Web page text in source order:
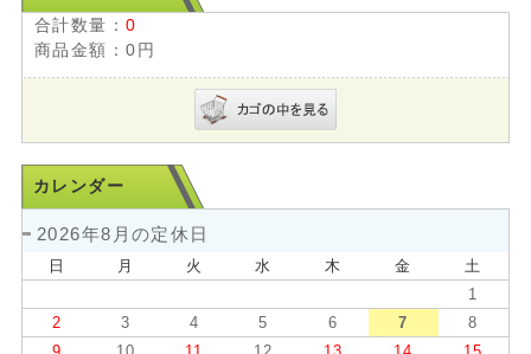
合計数量：0
商品金額：0円
カレンダー
2026年8月の定休日
日 月 火 水 木 金
土
1
2
3 4 5 6 7
8